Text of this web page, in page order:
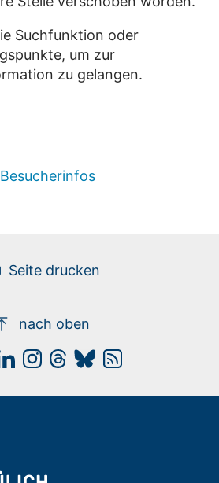
Suchfunktion oder
um zur
zu gelangen.
Seite drucken
nach oben